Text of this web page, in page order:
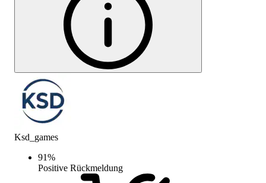
Ksd_games
91%
Positive Rückmeldung